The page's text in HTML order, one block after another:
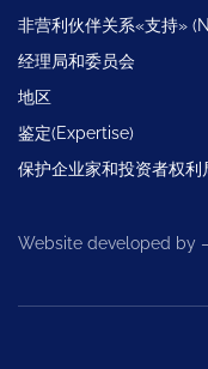
非营利伙伴关系«支持»
经理局和委员会
地区
鉴定(Expertise)
保护企业家和投资者权利
Website developed by